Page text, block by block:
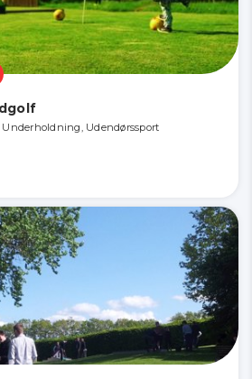
Udendørssport